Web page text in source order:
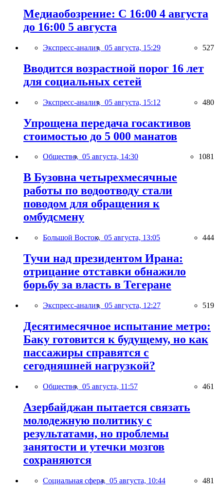
Медиаобозрение: С 16:00 4 августа
до 16:00 5 августа
Экспресс-анализ, 05 августа, 15:29 527
Вводится возрастной порог 16 лет
для социальных сетей
Экспресс-анализ, 05 августа, 15:12 480
Упрощена передача госактивов
стоимостью до 5 000 манатов
Общество, 05 августа, 14:30 1081
В Бузовна четырехмесячные
работы по водоотводу стали
поводом для обращения к
омбудсмену
Большой Восток, 05 августа, 13:05 444
Тучи над президентом Ирана:
отрицание отставки обнажило
борьбу за власть в Тегеране
Экспресс-анализ, 05 августа, 12:27 519
Десятимесячное испытание метро:
Баку готовится к будущему, но как
пассажиры справятся с
сегодняшней нагрузкой?
Общество, 05 августа, 11:57 461
Азербайджан пытается связать
молодежную политику с
результатами, но проблемы
занятости и утечки мозгов
сохраняются
Социальная сфера, 05 августа, 10:44 481